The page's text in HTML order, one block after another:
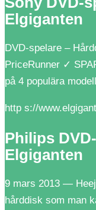
Elgiganten
DVD-spelare –
PriceRunner ✓
på 4 populära
http s://
Philips
Elgiganten
9 mars 2013 —
hårddisk som man